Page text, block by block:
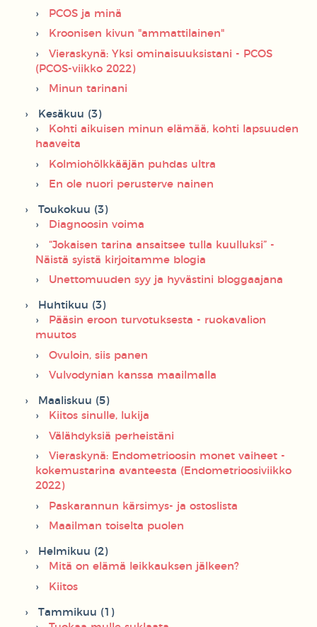
PCOS ja minä
Kroonisen kivun "ammattilainen"
Vieraskynä: Yksi ominaisuuksistani - PCOS
(PCOS-viikko 2022)
Minun tarinani
Kesäkuu (3)
Kohti aikuisen minun elämää, kohti lapsuuden
haaveita
Kolmiohölkkääjän puhdas ultra
En ole nuori perusterve nainen
Toukokuu (3)
Diagnoosin voima
“Jokaisen tarina ansaitsee tulla kuulluksi” -
Näistä syistä kirjoitamme blogia
Unettomuuden syy ja hyvästini bloggaajana
Huhtikuu (3)
Pääsin eroon turvotuksesta - ruokavalion
muutos
Ovuloin, siis panen
Vulvodynian kanssa maailmalla
Maaliskuu (5)
Kiitos sinulle, lukija
Välähdyksiä perheistäni
Vieraskynä: Endometrioosin monet vaiheet -
kokemustarina avanteesta (Endometrioosiviikko
2022)
Paskarannun kärsimys- ja ostoslista
Maailman toiselta puolen
Helmikuu (2)
Mitä on elämä leikkauksen jälkeen?
Kiitos
Tammikuu (1)